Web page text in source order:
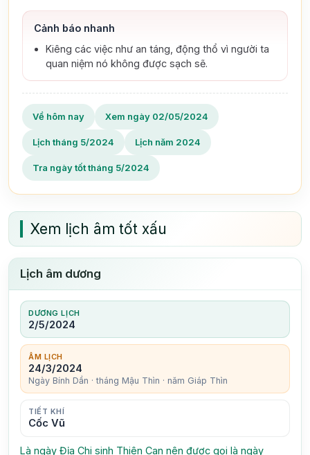
Cảnh báo nhanh
Kiêng các việc như an táng, động thổ vì người ta
quan niệm nó không được sạch sẽ.
Về hôm nay Xem ngày 02/05/2024
Lịch tháng 5/2024 Lịch năm 2024
Tra ngày tốt tháng 5/2024
Xem lịch âm tốt xấu
Lịch âm dương
DƯƠNG LỊCH
2/5/2024
ÂM LỊCH
24/3/2024
Ngày Bính Dần · tháng Mậu Thìn · năm Giáp Thìn
TIẾT KHÍ
Cốc Vũ
Là ngày Địa Chi sinh Thiên Can nên được gọi là ngày